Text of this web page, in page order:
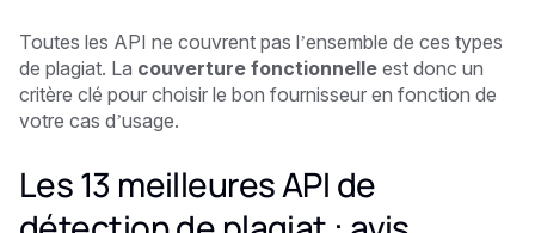
Toutes les API ne couvrent pas l’ensemble de ces types
de plagiat. La couverture fonctionnelle est donc un
critère clé pour choisir le bon fournisseur en fonction de
votre cas d’usage.
Les 13 meilleures API de